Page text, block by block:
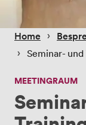
Home ›
› Seminar-
MEETINGRAUM